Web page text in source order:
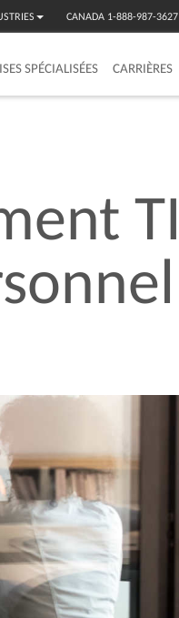
CANADA 1-888-987-3627
SPÉCIALISÉES CARRIÈRES
TI